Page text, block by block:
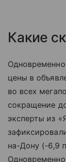
Какие
цены в
во всех
сокращение
эксперты из
на-Дону (-6,9